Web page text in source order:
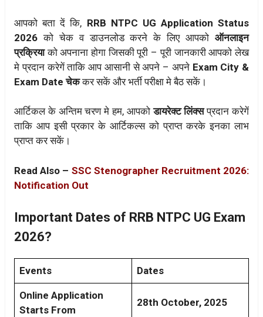
आपको बता दें कि, RRB NTPC UG Application Status
2026 को चेक व डाउनलोड करने के लिए आपको ऑनलाइन
प्रक्रियाको अपनाना होगा जिसकी पूरी – पूरी जानकारी आपको लेख
मे प्रदान करेगें ताकि आप आसानी से अपने – अपनेExam City &
Exam Date चेककर सकें और भर्ती परीक्षा मे बैठ सकें।
आर्टिकल के अन्तिम चरण मे हम, आपकोडायरेक्ट लिंक्सप्रदान करेगें
ताकि आप इसी प्रकार के आर्टिकल्स को प्राप्त करके इनका लाभ
प्राप्त कर सकें।
Read Also – SSC Stenographer Recruitment 2026:
Notification Out
Important Dates of RRB NTPC UG Exam
2026?
Events Dates
Online Application
Starts From
28th October, 2025